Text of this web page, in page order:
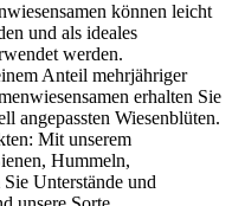
können leicht
und als ideales
werden.
Anteil mehrjähriger
erhalten Sie
angepassten Wiesenblüten.
Mit unserem
Hummeln,
Unterstände und